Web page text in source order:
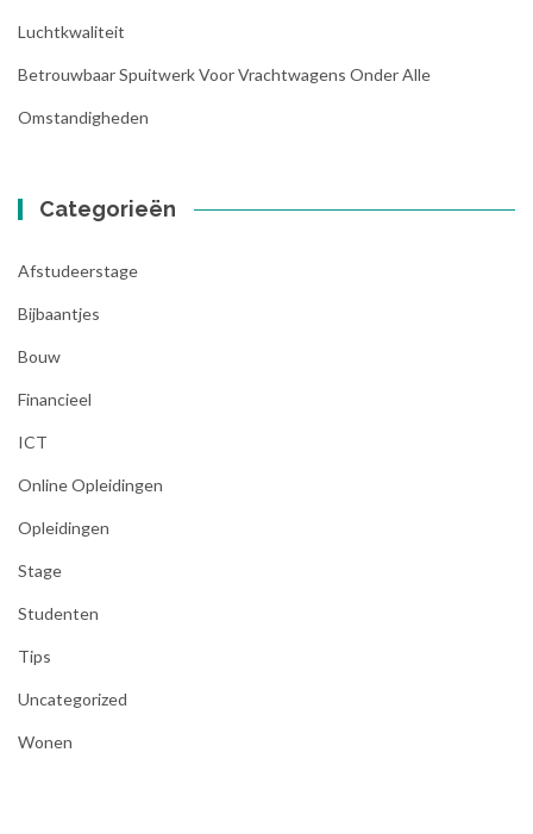
Luchtkwaliteit
Betrouwbaar Spuitwerk Voor Vrachtwagens Onder Alle
Omstandigheden
Categorieën
Afstudeerstage
Bijbaantjes
Bouw
Financieel
ICT
Online Opleidingen
Opleidingen
Stage
Studenten
Tips
Uncategorized
Wonen